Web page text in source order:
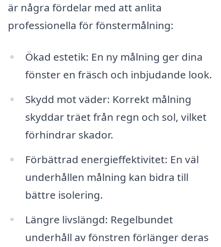
är några fördelar med att anlita
professionella för fönstermålning:
Ökad estetik: En ny målning ger dina
fönster en fräsch och inbjudande look.
Skydd mot väder: Korrekt målning
skyddar träet från regn och sol, vilket
förhindrar skador.
Förbättrad energieffektivitet: En väl
underhållen målning kan bidra till
bättre isolering.
Längre livslängd: Regelbundet
underhåll av fönstren förlänger deras